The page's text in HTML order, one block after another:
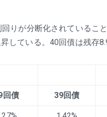
りが分断化されているこ
している。40回債は残存
回債 39回債